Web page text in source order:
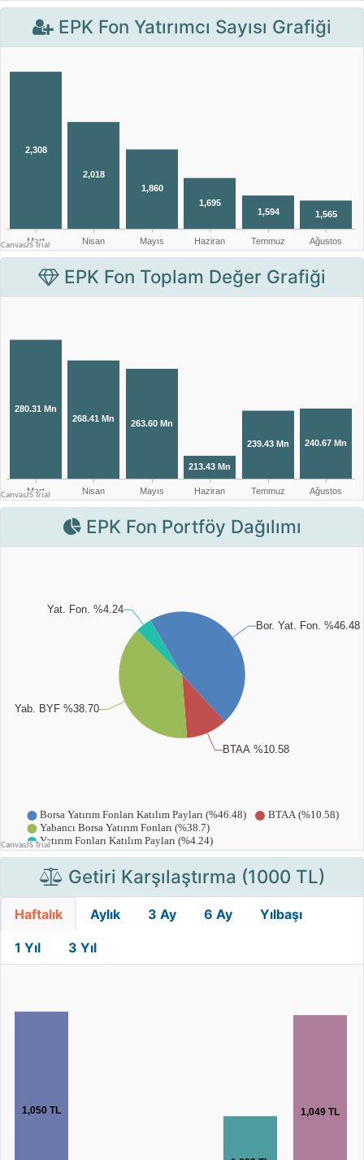
EPK Fon Yatırımcı Sayısı Grafiği
EPK Fon Toplam Değer Grafiği
EPK Fon Portföy Dağılımı
Getiri Karşılaştırma (1000 TL)
Haftalık Aylık 3 Ay 6 Ay Yılbaşı
1 Yıl 3 Yıl